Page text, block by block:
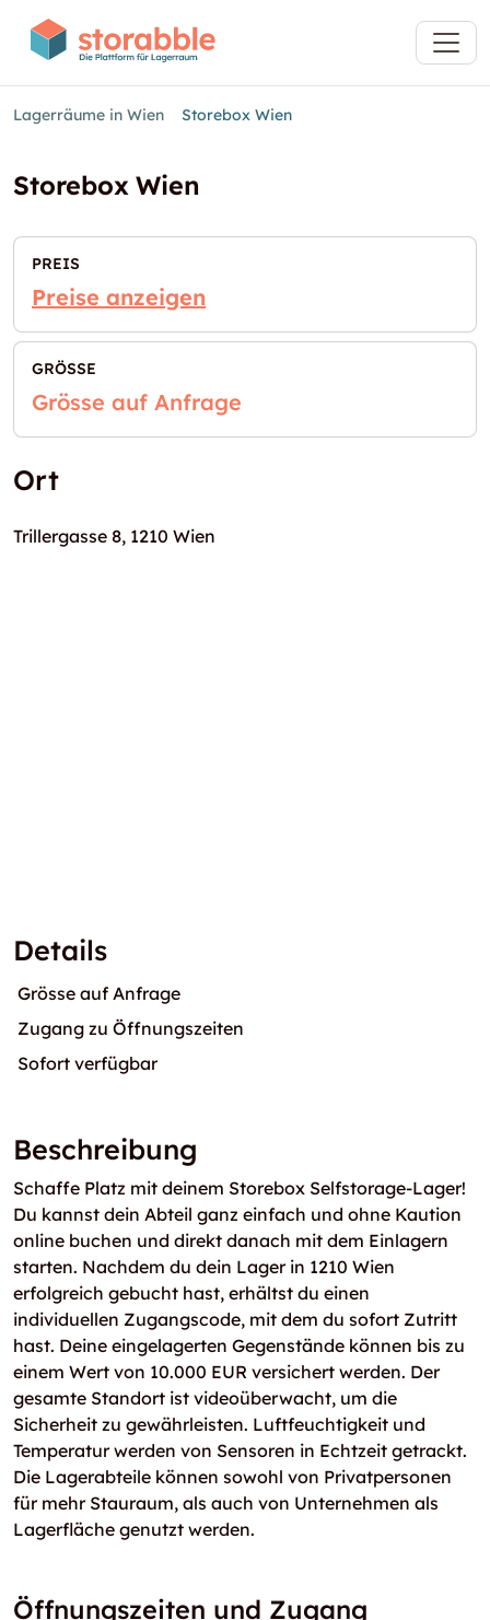
Lagerräume in Wien Storebox Wien
Storebox Wien
PREIS
Preise anzeigen
GRÖSSE
Grösse auf Anfrage
Ort
Trillergasse 8, 1210 Wien
Details
Grösse auf Anfrage
Zugang zu Öffnungszeiten
Sofort verfügbar
Beschreibung
Schaffe Platz mit deinem Storebox Selfstorage-Lager!
Du kannst dein Abteil ganz einfach und ohne Kaution
online buchen und direkt danach mit dem Einlagern
starten. Nachdem du dein Lager in 1210 Wien
erfolgreich gebucht hast, erhältst du einen
individuellen Zugangscode, mit dem du sofort Zutritt
hast. Deine eingelagerten Gegenstände können bis zu
einem Wert von 10.000 EUR versichert werden. Der
gesamte Standort ist videoüberwacht, um die
Sicherheit zu gewährleisten. Luftfeuchtigkeit und
Temperatur werden von Sensoren in Echtzeit getrackt.
Die Lagerabteile können sowohl von Privatpersonen
für mehr Stauraum, als auch von Unternehmen als
Lagerfläche genutzt werden.
Öffnungszeiten und Zugang